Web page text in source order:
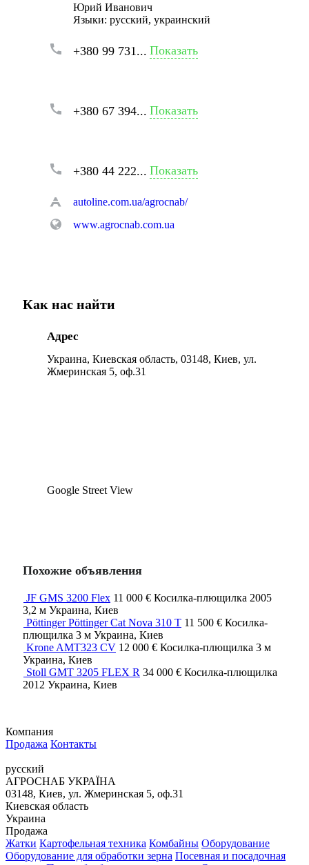
Юрий Иванович
Языки: русский, украинский
+380 99 731... Показать
+380 67 394... Показать
+380 44 222... Показать
autoline.com.ua/agrocnab/
www.agrocnab.com.ua
Как нас найти
Адрес
Украина, Киевская область, 03148, Киев, ул.
Жмеринская 5, оф.31
Google Street View
Похожие объявления
JF GMS 3200 Flex 11 000 € Косилка-плющилка 2005
3,2 м Украина, Киев
Pöttinger Pöttinger Cat Nova 310 T 11 500 € Косилка-
плющилка 3 м Украина, Киев
Krone AMT323 CV 12 000 € Косилка-плющилка 3 м
Украина, Киев
Stoll GMT 3205 FLEX R 34 000 € Косилка-плющилка
2012 Украина, Киев
Компания
Продажа Контакты
русский
АГРОСНАБ УКРАЇНА
03148, Киев, ул. Жмеринская 5, оф.31
Киевская область
Украина
Продажа
Жатки Картофельная техника Комбайны Оборудование
Оборудование для обработки зерна Посевная и посадочная